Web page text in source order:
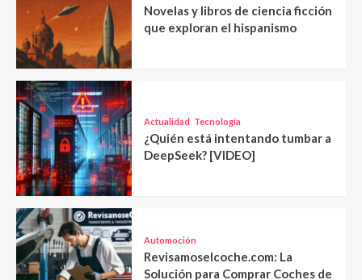
Novelas y libros de ciencia ficción
que exploran el hispanismo
Actualidad Tecnología
¿Quién está intentando tumbar a
DeepSeek? [VIDEO]
Automoción
Revisamoselcoche.com: La
Solución para Comprar Coches de